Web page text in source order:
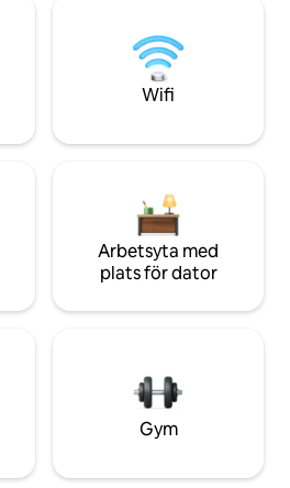
Wifi
Arbetsyta med
plats för dator
Gym